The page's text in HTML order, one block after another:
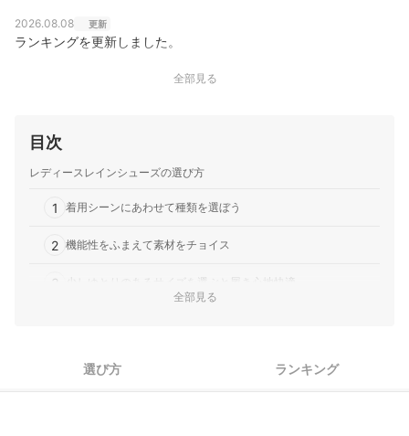
2026.08.08 更新
ランキングを更新しました。
全部見る
目次
レディースレインシューズの選び方
1 着用シーンにあわせて種類を選ぼう
2 機能性をふまえて素材をチョイス
3 少しゆとりのあるサイズを選ぶと履き心地快適
6 扱いやすさにも着目してみよう
全部見る
選び方 ランキング